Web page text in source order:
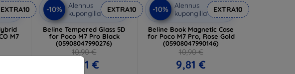
EXTRA10
M7
-10%
Alennus
kupongilla
EXTRA10
Beline Tempered Glass 5D
for Poco M7 Pro Black
(05908047990276)
10,90 €
9,81 €
-10%
Alennus
kupongilla
EXTRA10
Beline Book Magnetic Case
for Poco M7 Pro, Rose Gold
(05908047990146)
10,90 €
9,81 €